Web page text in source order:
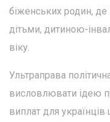
біженських родин, де
дітьми, дитиною-
віку.
Ультраправа
висловлювати ідею
виплат для